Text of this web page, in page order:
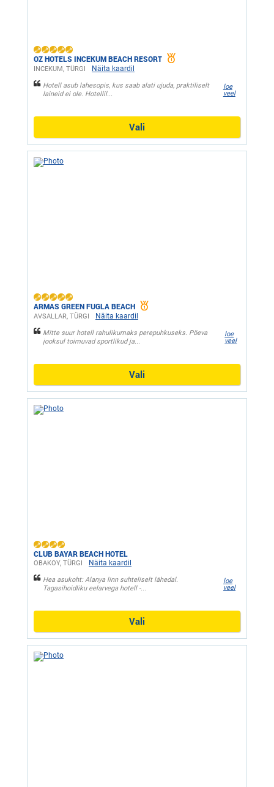
OZ HOTELS INCEKUM BEACH RESORT
INCEKUM, ТÜRGI Näita kaardil
Hotell asub lahesopis, kus saab alati ujuda, praktiliselt
laineid ei ole. Hotellil...
loe
veel
Vali
ARMAS GREEN FUGLA BEACH
AVSALLAR, ТÜRGI Näita kaardil
Mitte suur hotell rahulikumaks perepuhkuseks. Pöeva
jooksul toimuvad sportlikud ja...
loe
veel
Vali
CLUB BAYAR BEACH HOTEL
OBAKOY, ТÜRGI Näita kaardil
Hea asukoht: Alanya linn suhteliselt lähedal.
Tagasihoidliku eelarvega hotell -...
loe
veel
Vali